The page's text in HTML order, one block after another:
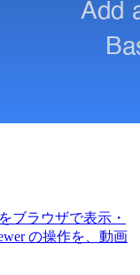
ブラウザで表示・
の操作を、動画